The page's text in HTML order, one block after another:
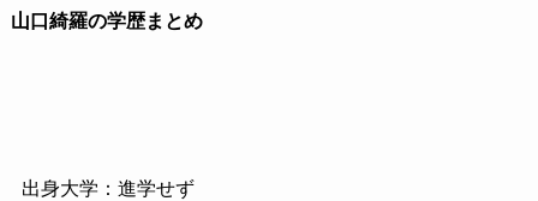
山口綺羅の学歴まとめ
出身大学：進学せず